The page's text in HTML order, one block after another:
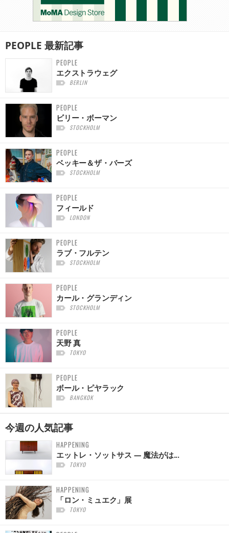
PEOPLE 最新記事
PEOPLE
エクストラウェグ
BERLIN
PEOPLE
ビリー・ボーマン
STOCKHOLM
PEOPLE
ベッキー＆ザ・バーズ
STOCKHOLM
PEOPLE
フィールド
LONDON
PEOPLE
ラブ・フルテン
STOCKHOLM
PEOPLE
カール・グランディン
STOCKHOLM
PEOPLE
天野 真
TOKYO
PEOPLE
ボール・ピヤラック
BANGKOK
今週の人気記事
HAPPENING
エットレ・ソットサス — 魔法がは...
TOKYO
HAPPENING
「ロン・ミュエク」展
TOKYO